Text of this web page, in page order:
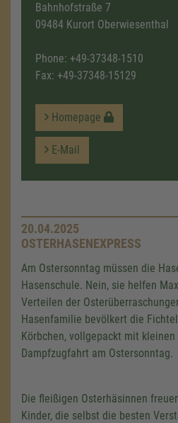
Bahnhofstraße 7
09484 Kurort Oberwiesenthal
Phone: +49-37348-1510
Fax: +49-37348-15129
Homepage
E-Mail
20.04.2025
OSTERHASENEXPRESS
Am Ostersonntag müssen die
Hasenschule. Nein, sie helfen
Verteilen der
Hasenfamilie bevölkert die
Körbchen, vollgepackt mit
Dampfzugfahrt am Ostersonntag.
Die fleißigen Osterhäsinnen
Kinder, die selbst die besten